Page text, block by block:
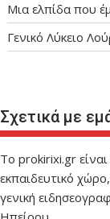
Μια ελπίδα που
Γενικό Λύκειο
Σχετικά με
Το prokirixi.gr
εκπαιδευτικό
γενική